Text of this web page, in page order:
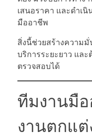
เสนอราคา และดำเ
มืออาชีพ
สิ่งนี้ช่วยสร้างความ
บริการระยะยาว แล
ตรวจสอบได้
ทีมงานมือ
งานตกแต่